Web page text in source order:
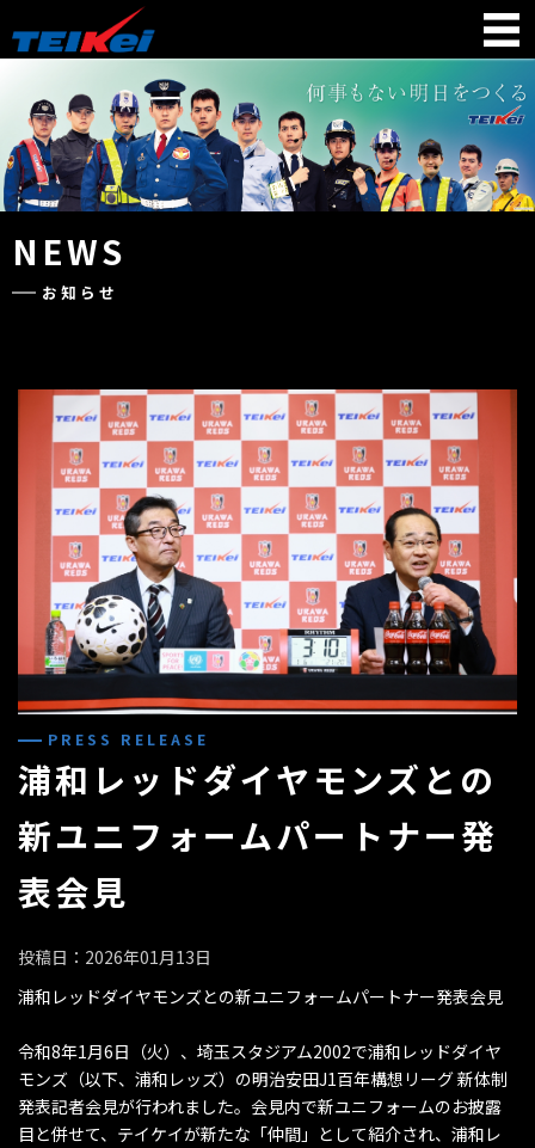
NEWS
お知らせ
PRESS RELEASE
浦和レッドダイヤモンズとの
新ユニフォームパートナー発
表会見
投稿日：2026年01月13日
浦和レッドダイヤモンズとの新ユニフォームパートナー発表会見
令和8年1月6日（火）、埼玉スタジアム2002で浦和レッドダイヤ
モンズ（以下、浦和レッズ）の明治安田J1百年構想リーグ 新体制
発表記者会見が行われました。会見内で新ユニフォームのお披露
目と併せて、テイケイが新たな「仲間」として紹介され、浦和レ